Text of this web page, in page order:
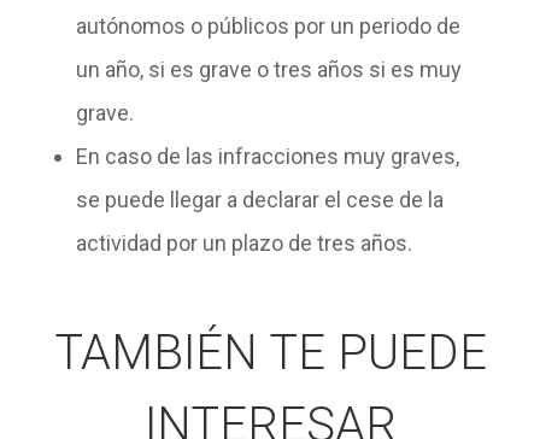
autónomos o públicos por un periodo de
un año, si es grave o tres años si es muy
grave.
En caso de las infracciones muy graves,
se puede llegar a declarar el cese de la
actividad por un plazo de tres años.
TAMBIÉN TE PUEDE
INTERESAR